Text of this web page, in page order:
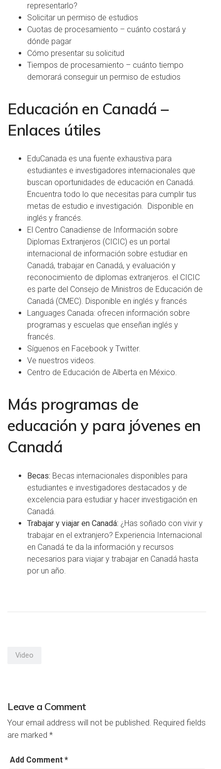
representarlo?
Solicitar un permiso de estudios
Cuotas de procesamiento – cuánto costará y
dónde pagar
Cómo presentar su solicitud
Tiempos de procesamiento – cuánto tiempo
demorará conseguir un permiso de estudios
Educación en Canadá –
Enlaces útiles
EduCanada es una fuente exhaustiva para
estudiantes e investigadores internacionales que
buscan oportunidades de educación en Canadá.
Encuentra todo lo que necesitas para cumplir tus
metas de estudio e investigación. Disponible en
inglés y francés.
El Centro Canadiense de Información sobre
Diplomas Extranjeros (CICIC) es un portal
internacional de información sobre estudiar en
Canadá, trabajar en Canadá, y evaluación y
reconocimiento de diplomas extranjeros. el CICIC
es parte del Consejo de Ministros de Educación de
Canadá (CMEC). Disponible en inglés y francés
Languages Canada: ofrecen información sobre
programas y escuelas que enseñan inglés y
francés.
Síguenos en Facebook y Twitter.
Ve nuestros videos.
Centro de Educación de Alberta en México.
Más programas de
educación y para jóvenes en
Canadá
Becas: Becas internacionales disponibles para
estudiantes e investigadores destacados y de
excelencia para estudiar y hacer investigación en
Canadá.
Trabajar y viajar en Canadá: ¿Has soñado con vivir y
trabajar en el extranjero? Experiencia Internacional
en Canadá te da la información y recursos
necesarios para viajar y trabajar en Canadá hasta
por un año.
Video
Leave a Comment
Your email address will not be published. Required fields
are marked *
Add Comment *